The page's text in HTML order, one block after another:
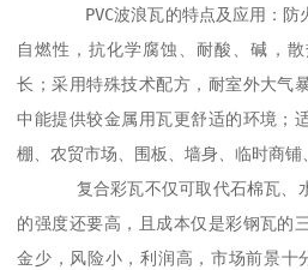
自燃性，抗化学腐蚀、耐酸、碱，
长；采用特殊技术配方，耐室外大气
中能提供较金属用瓦更舒适的环境；
棚、农贸市场、围板、墙身、临时商铺
的强度还要高，且成本仅是彩钢瓦的
金少，风险小，利润高，市场前景